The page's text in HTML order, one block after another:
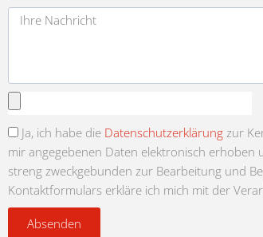
Nachricht
Ja, ich habe die Datenschutzerklärung zur
mir angegebenen Daten elektronisch
streng zweckgebunden zur Bearbeitung und
Kontaktformulars erkläre ich mich mit der
Absenden